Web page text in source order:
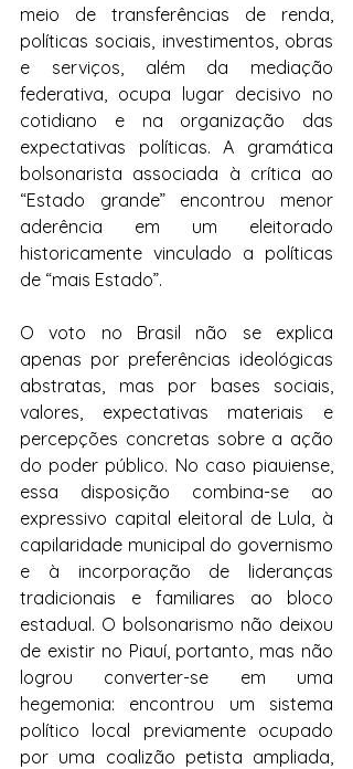
meio de transferências de renda,
políticas sociais, investimentos, obras
e serviços, além da mediação
federativa, ocupa lugar decisivo no
cotidiano e na organização das
expectativas políticas. A gramática
bolsonarista associada à crítica ao
“Estado grande” encontrou menor
aderência em um eleitorado
historicamente vinculado a políticas
de “mais Estado”.
O voto no Brasil não se explica
apenas por preferências ideológicas
abstratas, mas por bases sociais,
valores, expectativas materiais e
percepções concretas sobre a ação
do poder público. No caso piauiense,
essa disposição combina-se ao
expressivo capital eleitoral de Lula, à
capilaridade municipal do governismo
e à incorporação de lideranças
tradicionais e familiares ao bloco
estadual. O bolsonarismo não deixou
de existir no Piauí, portanto, mas não
logrou converter-se em uma
hegemonia: encontrou um sistema
político local previamente ocupado
por uma coalizão petista ampliada,